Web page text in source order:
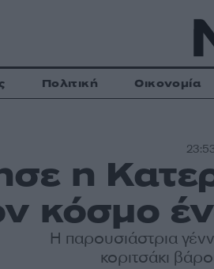
Πολιτική Οικονομία
η
κόσμο
Η παρουσιάστρια
κοριτσάκι